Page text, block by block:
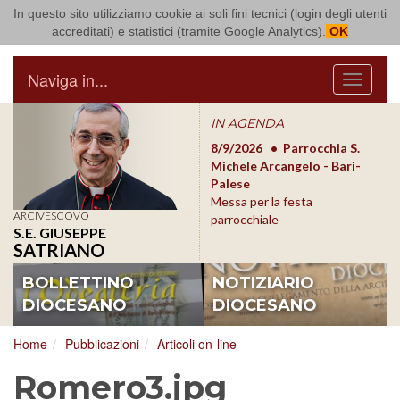
In questo sito utilizziamo cookie ai soli fini tecnici (login degli utenti
accreditati) e statistici (tramite Google Analytics). OK
Arcidiocesi di Bari Bitonto
Menu
Naviga in...
ARCIVESCOVO
S.E. GIUSEPPE
SATRIANO
IN AGENDA
8/17/2026
Conversano
Conferenza Episcopale
Pugliese
8/9/2026
Parrocchia S.
Michele Arcangelo - Bari-
Palese
Messa per la festa
parrocchiale
BOLLETTINO
DIOCESANO
NOTIZIARIO
DIOCESANO
Home Pubblicazioni Articoli on-line
Romero3.jpg